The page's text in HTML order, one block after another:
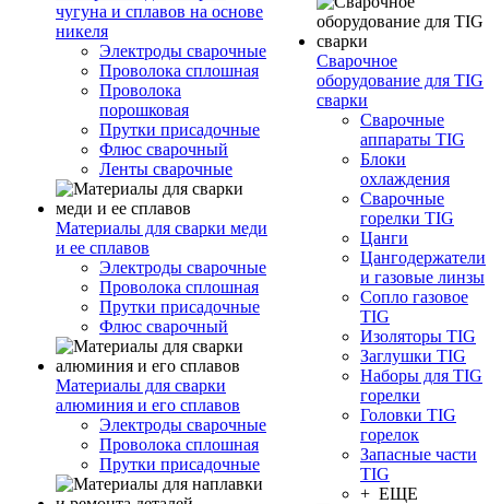
чугуна и сплавов на основе
никеля
Электроды сварочные
Проволока сплошная
Проволока
порошковая
Прутки присадочные
Флюс сварочный
Ленты сварочные
Материалы для сварки меди
и ее сплавов
Электроды сварочные
Проволока сплошная
Прутки присадочные
Флюс сварочный
Материалы для сварки
алюминия и его сплавов
Электроды сварочные
Проволока сплошная
Прутки присадочные
Сварочное
оборудование для TIG
сварки
Сварочные
аппараты TIG
Блоки
охлаждения
Сварочные
горелки TIG
Цанги
Цангодержатели
и газовые линзы
Сопло газовое
TIG
Изоляторы TIG
Заглушки TIG
Наборы для TIG
горелки
Головки TIG
горелок
Запасные части
TIG
+ ЕЩЕ